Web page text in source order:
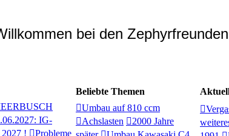
bei den Zephyrfreunden
Beliebte Themen
IG-
!
Probleme
Umbau auf 810 ccm
Achslasten
2000 Jahre